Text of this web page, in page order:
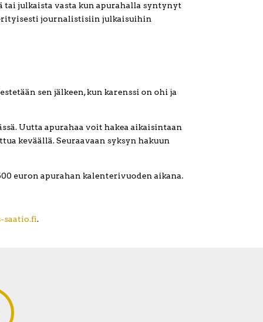
tai julkaista vasta kun apurahalla syntynyt
journalistisiin julkaisuihin
sen jälkeen, kun karenssi on ohi ja
Uutta apurahaa voit hakea aikaisintaan
keväällä. Seuraavaan syksyn hakuun
euron apurahan kalenterivuoden aikana.
saatio.fi.